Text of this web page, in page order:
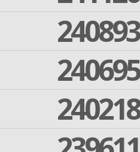
240893
240695
240218